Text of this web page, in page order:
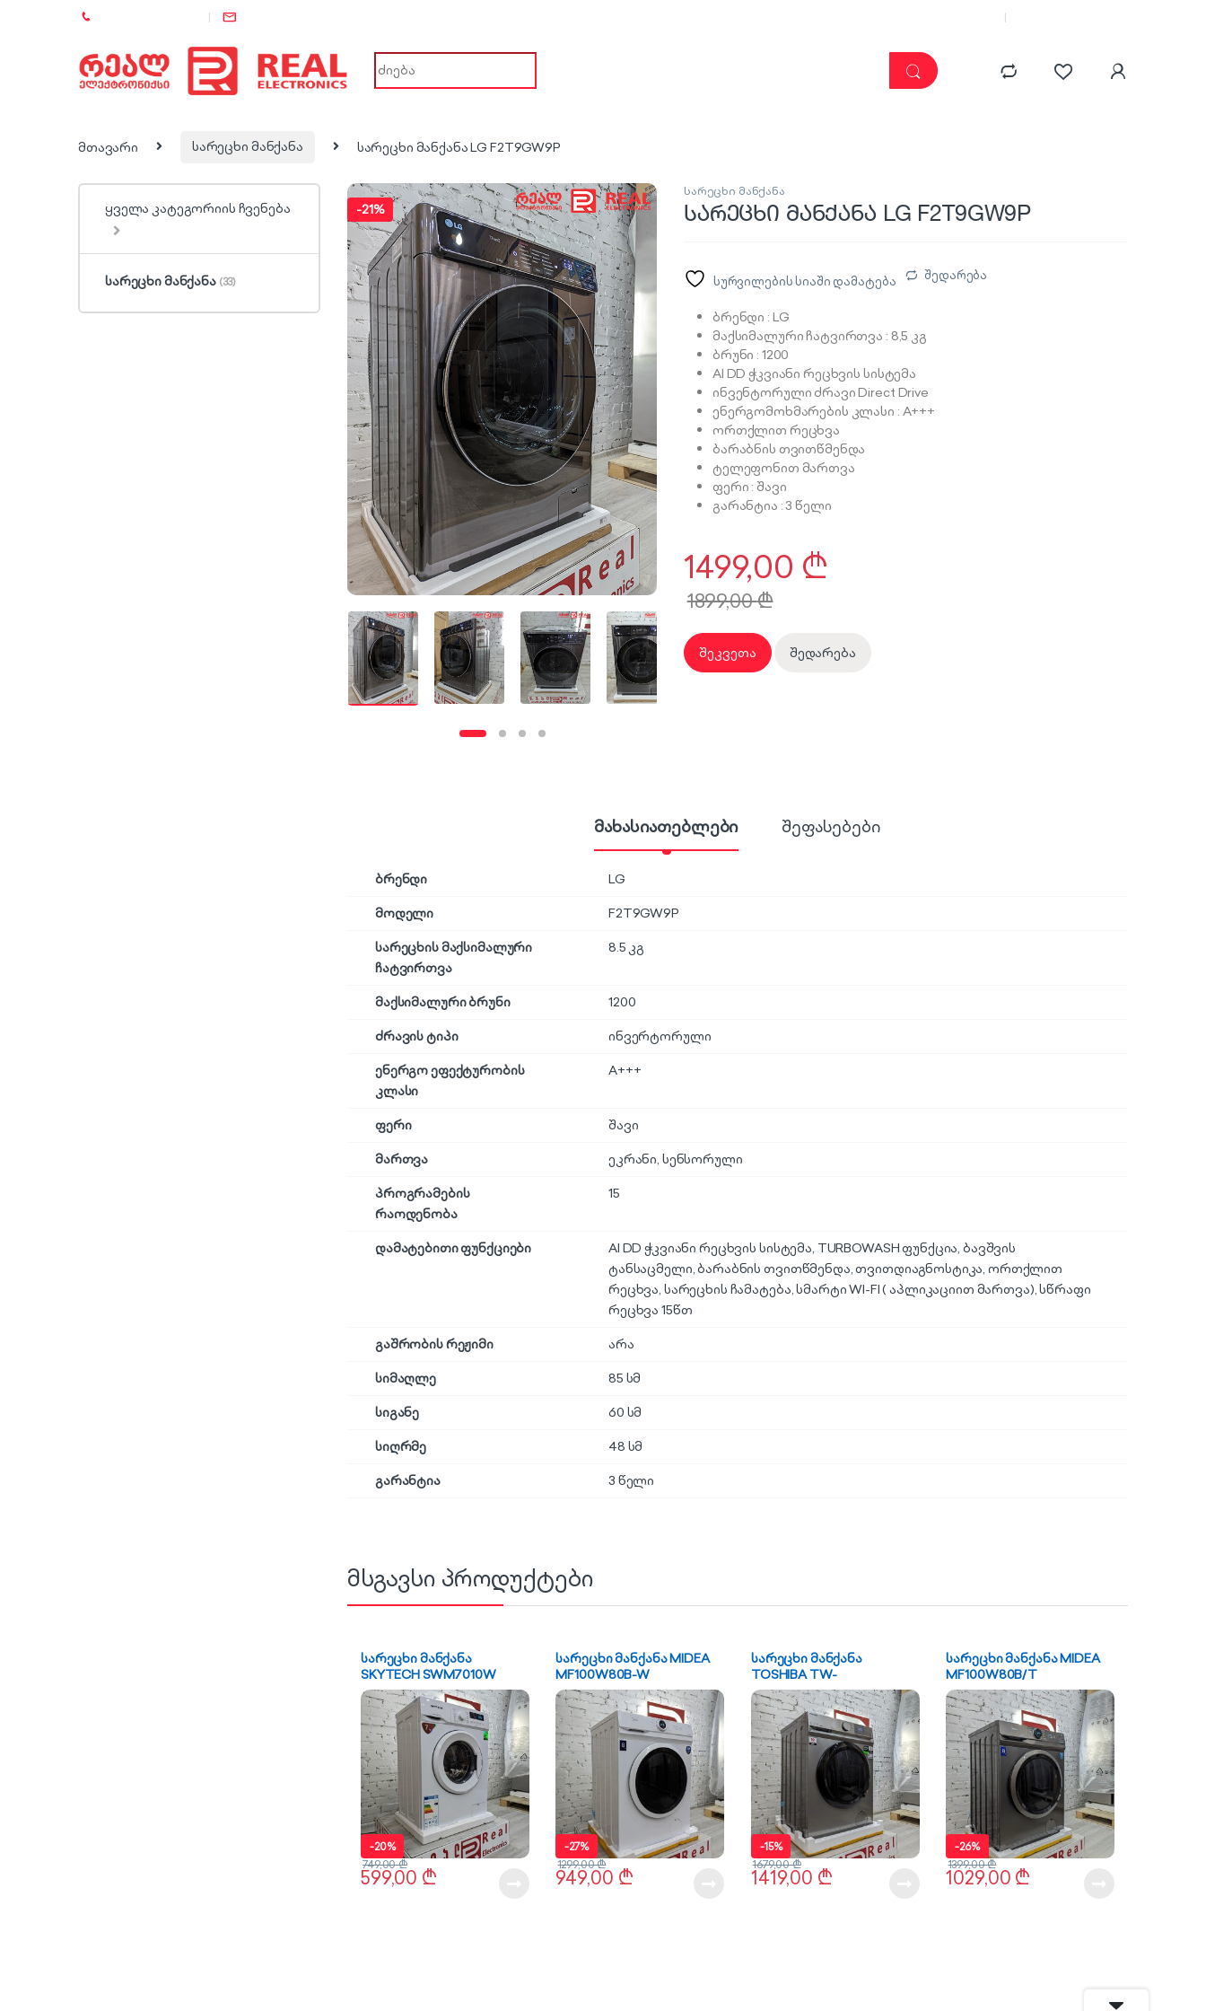
Search for:
მთავარი სარეცხი მანქანა სარეცხი მანქანა LG F2T9GW9P
-21%
სარეცხი მანქანა
სარეცხი მანქანა LG F2T9GW9P
სურვილების სიაში დამატება შედარება
ბრენდი : LG
მაქსიმალური ჩატვირთვა : 8,5 კგ
ბრუნი : 1200
AI DD ჭკვიანი რეცხვის სისტემა
ინვენტორული ძრავი Direct Drive
ენერგომოხმარების კლასი : A+++
ორთქლით რეცხვა
ბარაბნის თვითწმენდა
ტელეფონით მართვა
ფერი : შავი
გარანტია : 3 წელი
1499,00 ₾
1899,00₾
შეკვეთა შედარება
მახასიათებლები შეფასებები
ბრენდი
LG
მოდელი
F2T9GW9P
სარეცხის მაქსიმალური
ჩატვირთვა
8.5 კგ
მაქსიმალური ბრუნი
1200
ძრავის ტიპი
ინვერტორული
ენერგო ეფექტურობის
კლასი
A+++
ფერი
შავი
მართვა
ეკრანი, სენსორული
პროგრამების
რაოდენობა
15
დამატებითი ფუნქციები
AI DD ჭკვიანი რეცხვის სისტემა, TURBOWASH ფუნქცია, ბავშვის
ტანსაცმელი, ბარაბნის თვითწმენდა, თვითდიაგნოსტიკა, ორთქლით
რეცხვა, სარეცხის ჩამატება, სმარტი WI-FI ( აპლიკაციით მართვა), სწრაფი
რეცხვა 15წთ
გაშრობის რეჟიმი
არა
სიმაღლე
85 სმ
სიგანე
60 სმ
სიღრმე
48 სმ
გარანტია
3 წელი
მსგავსი პროდუქტები
სარეცხი მანქანა
SKYTECH SWM7010W
-20%
599,00 ₾
749,00₾
სარეცხი მანქანა MIDEA
MF100W80B-W
-27%
949,00 ₾
1299,00₾
სარეცხი მანქანა
TOSHIBA TW-
BL100A4UZ(SS)
-15%
1419,00 ₾
1679,00₾
სარეცხი მანქანა MIDEA
MF100W80B/T
-26%
1029,00 ₾
1399,00₾
ყველა კატეგორიის ჩვენება
სარეცხი მანქანა (33)